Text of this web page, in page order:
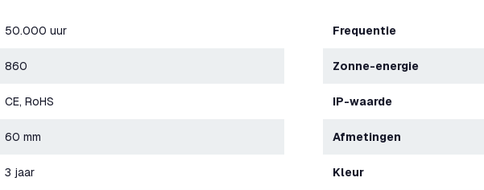
50.000 uur
860
CE, RoHS
60 mm
3 jaar
Frequentie
Zonne-energie
IP-waarde
Afmetingen
Kleur